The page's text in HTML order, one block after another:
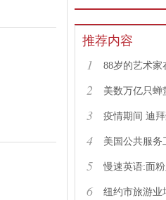
推荐内容
1
2 美数万亿只蝉
3 疫情期间 迪
4 美国公共服务
5 慢速英语:面
6 纽约市旅游业